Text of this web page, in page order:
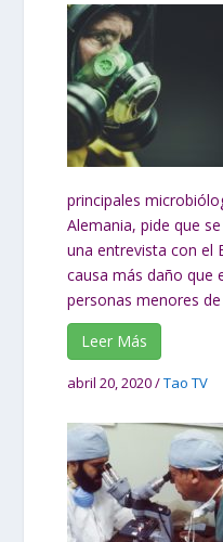
principales
Alemania, pide que
una entrevista con el
causa más daño que
personas menores de
Leer Más
abril 20, 2020/Tao TV